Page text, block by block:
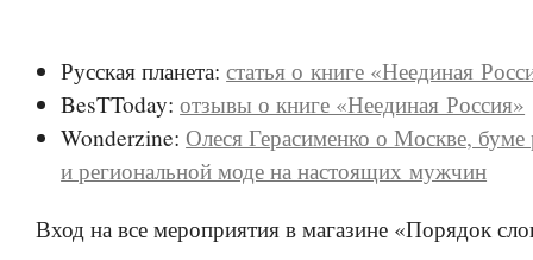
Русская планета:статья о книге «Неединая
BesTToday:отзывы о книге «Неединая Россия»
Wonderzine:Олеся Герасименко о Москве,
и региональной моде на настоящих мужчин
Вход на все мероприятия в магазине «Порядок